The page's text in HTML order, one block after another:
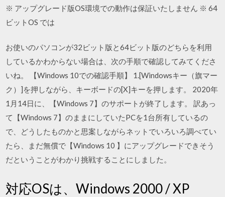
※ アップグレード版OS環境での動作は保証いたしません ※ 64
ビットOS では
お使いのパソコンが32ビット版と64ビット版のどちらを利用
しているかわからない場合は、次の手順で確認してみてくださ
いね。 【Windows 10での確認手順】 1.[Windowsキー（旗マー
ク）]を押しながら、キーボードの[X]キーを押します。 2020年
1月14日に、【Windows 7】のサポートが終了します。 訳あっ
て【Windows 7】のままにしていたPCを1台所有しているの
で、どうしたものかと思案しながらネットでいろいろ調べてい
たら、まだ無償で【Windows 10 】にアップグレードできそう
だということがわかり挑戦することにしました。
対応OSは、Windows 2000 / XP